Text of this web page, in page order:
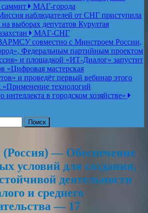
МАГ-города
наблюдателей от СНГ приступила
выборах депутатов Курултая
МАГ-СНГ
совместно с Минстроем России,
Федеральным партийным проектом
и площадкой «ИТ-Диалог» запустит
«Цифровая мастерская
и проведёт первый вебинар этого
«Применение технологий
интеллекта в городском хозяйстве»
(Россия) — Обеспечение
условий для создания,
деятельности
и среднего
— 17